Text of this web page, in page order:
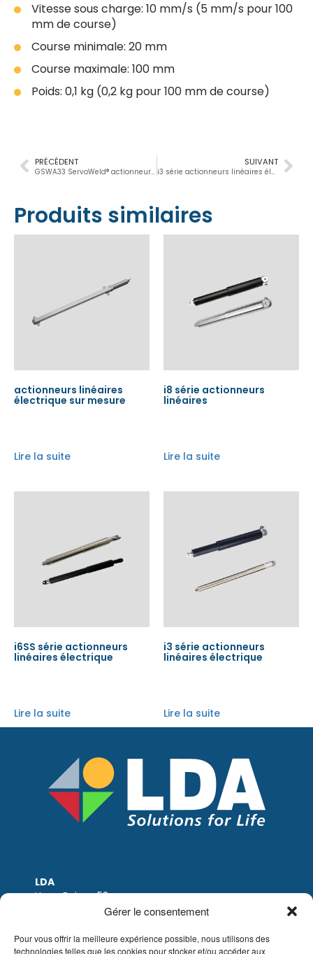
Gérer le consentement
Pour vous offrir la meilleure expérience possible, nous utilisons des
technologies telles que les cookies pour stocker et/ou accéder aux
Vitesse sous charge: 10 mm/s (5 mm/s pour 100
mm de course)
Course minimale: 20 mm
Course maximale: 100 mm
Poids: 0,1 kg (0,2 kg pour 100 mm de course)
SUIVANT
PRÉCÉDENT
Produits similaires
actionneurs linéaires
électrique sur mesure
Lire la suite
i8 série actionneurs
linéaires
Lire la suite
i6SS série actionneurs
linéaires électrique
Lire la suite
i3 série actionneurs
linéaires électrique
Lire la suite
LDA
Hoge Buizen 53